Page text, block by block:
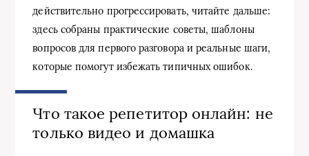
действительно прогрессировать, читайте дальше:
здесь собраны практические советы, шаблоны
вопросов для первого разговора и реальные шаги,
которые помогут избежать типичных ошибок.
Что такое репетитор онлайн: не
только видео и домашка